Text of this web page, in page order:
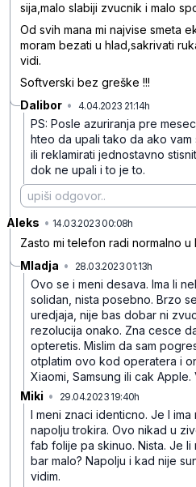
sija,malo slabiji zvucnik i malo
Od svih mana mi najvise smeta
moram bezati u hlad,sakrivati
vidi.
Softverski bez greške !!!
Dalibor • 4.04.2023 21:14h
PS: Posle azuriranja pre
hteo da upali tako da ako
ili reklamirati jednostavno
dok ne upali i to je to.
Aleks • 14.03.2023 00:08h
Zasto mi telefon radi normalno
Mladja • 28.03.2023 01:13h
Ovo se i meni desava. Ima li
solidan, nista posebno. Brzo
uredjaja, nije bas dobar ni
rezolucija onako. Zna cesce
opteretis. Mislim da sam
otplatim ovo kod operatera i
Xiaomi, Samsung ili cak Apple.
Miki • 29.04.2023 19:40h
I meni znaci identicno. Je l
napolju trokira. Ovo nikad u
fab folije pa skinuo. Nista. Je
bar malo? Napolju i kad nije
vidim.